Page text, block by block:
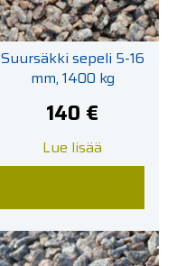
Suursäkki sepeli 5-16
mm, 1400 kg
140 €
Lue lisää